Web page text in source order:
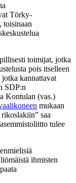
Törky-
toisinaan
toimijat, jotka
pois itselleen
kannattavat
SDP:n
Kontulan (vas.)
mukaan
saa
tulee
ihmisten